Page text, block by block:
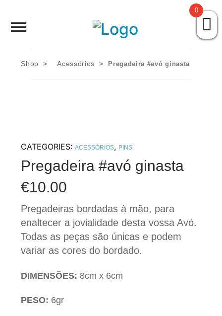
HOME
SOBRE NÓS
LOJA
CONTACTOS
Shop > Acessórios > Pregadeira #avó ginasta
CATEGORIES:ACESSÓRIOS, PINS
Pregadeira #avó ginasta
€10.00
Pregadeiras bordadas à mão, para
enaltecer a jovialidade desta vossa Avó.
Todas as peças são únicas e podem
variar as cores do bordado.
DIMENSÕES: 8cm x 6cm
PESO: 6gr
0